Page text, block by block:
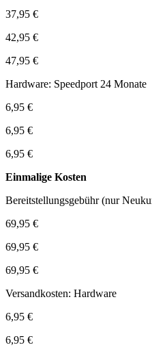
37,95 €
42,95 €
47,95 €
Hardware: Speedport 24 Monate
6,95 €
6,95 €
6,95 €
Einmalige Kosten
Bereitstellungsgebühr (nur
69,95 €
69,95 €
69,95 €
Versandkosten: Hardware
6,95 €
6,95 €